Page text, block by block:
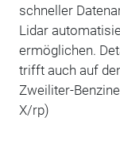
schneller
Lidar
ermöglichen.
trifft auch auf
Zweiliter-
X/rp)